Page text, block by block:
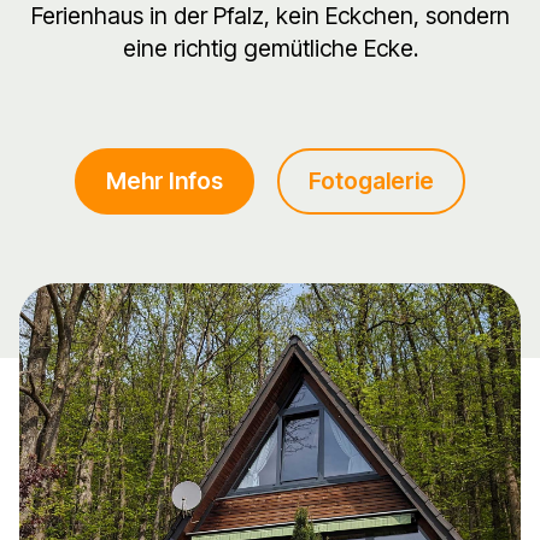
Ferienhaus in der Pfalz, kein Eckchen, sondern
eine richtig gemütliche Ecke.
Mehr Infos Fotogalerie